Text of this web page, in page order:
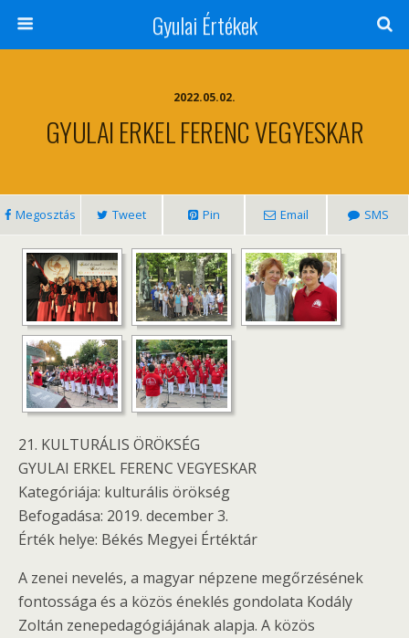
Gyulai Értékek
2022.05.02.
GYULAI ERKEL FERENC VEGYESKAR
Megosztás Tweet Pin Email SMS
21. KULTURÁLIS ÖRÖKSÉG
GYULAI ERKEL FERENC VEGYESKAR
Kategóriája: kulturális örökség
Befogadása: 2019. december 3.
Érték helye: Békés Megyei Értéktár
A zenei nevelés, a magyar népzene megőrzésének
fontossága és a közös éneklés gondolata Kodály
Zoltán zenepedagógiájának alapja. A közös